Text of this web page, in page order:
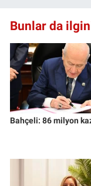
Bunlar da
Bahçeli: 86 milyon